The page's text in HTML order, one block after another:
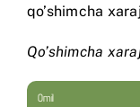
qo’shimcha
Qo’shimcha
Omil